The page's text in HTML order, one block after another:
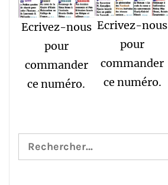
Ecrivez-nous
pour
commander
ce numéro.
Ecrivez-nous
pour
commander
ce numéro.
Rechercher :